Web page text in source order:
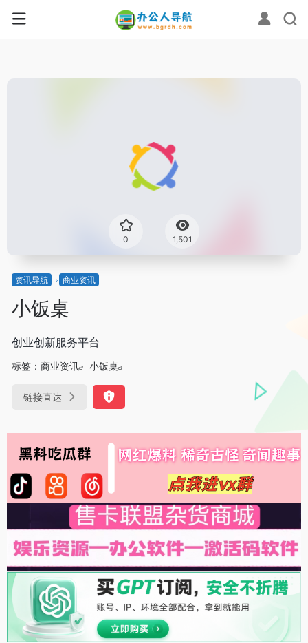
0 1,501
资讯导航 商业资讯
小饭桌
创业创新服务平台
标签： 商业资讯 小饭桌
链接直达